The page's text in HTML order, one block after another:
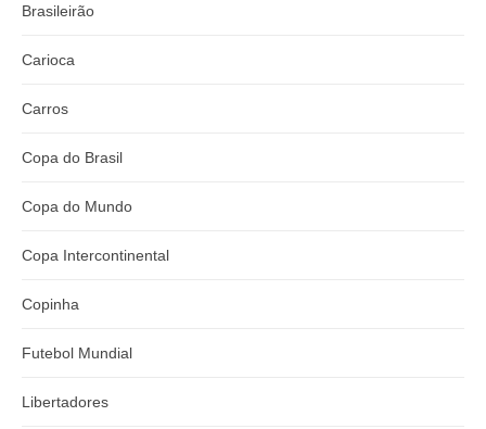
Brasileirão
Carioca
Carros
Copa do Brasil
Copa do Mundo
Copa Intercontinental
Copinha
Futebol Mundial
Libertadores